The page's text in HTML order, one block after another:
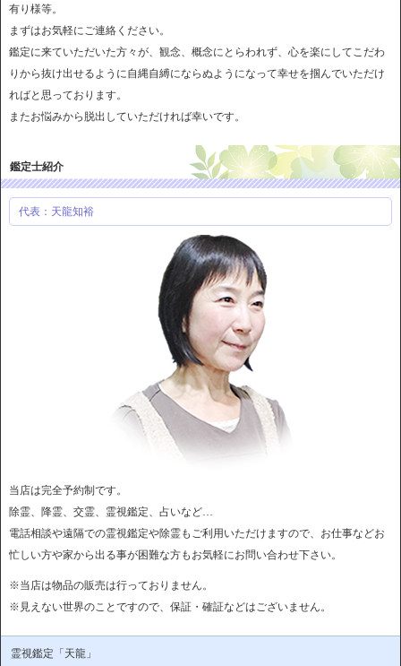
有り様等。
まずはお気軽にご連絡ください。
鑑定に来ていただいた方々が、観念、概念にとらわれず、心を楽にしてこだわ
りから抜け出せるように自縄自縛にならぬようになって幸せを掴んでいただけ
ればと思っております。
またお悩みから脱出していただければ幸いです。
鑑定士紹介
代表：天龍知裕
当店は完全予約制です。
除霊、降霊、交霊、霊視鑑定、占いなど…
電話相談や遠隔での霊視鑑定や除霊もご利用いただけますので、お仕事などお
忙しい方や家から出る事が困難な方もお気軽にお問い合わせ下さい。
※当店は物品の販売は行っておりません。
※見えない世界のことですので、保証・確証などはございません。
霊視鑑定「天龍」